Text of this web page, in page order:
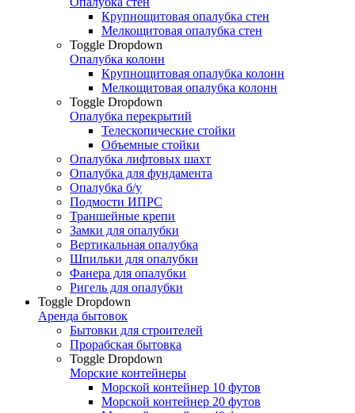
Крупнощитовая опалубка стен
Мелкощитовая опалубка стен
Toggle Dropdown
Опалубка колонн
Крупнощитовая опалубка колонн
Мелкощитовая опалубка колонн
Toggle Dropdown
Опалубка перекрытий
Телескопические стойки
Объемные стойки
Опалубка лифтовых шахт
Опалубка для фундамента
Опалубка б/у
Подмости ИПРС
Траншейные крепи
Замки для опалубки
Вертикальная опалубка
Шпильки для опалубки
Фанера для опалубки
Ригель для опалубки
Toggle Dropdown
Аренда бытовок
Бытовки для строителей
Прорабская бытовка
Toggle Dropdown
Морские контейнеры
Морской контейнер 10 футов
Морской контейнер 20 футов